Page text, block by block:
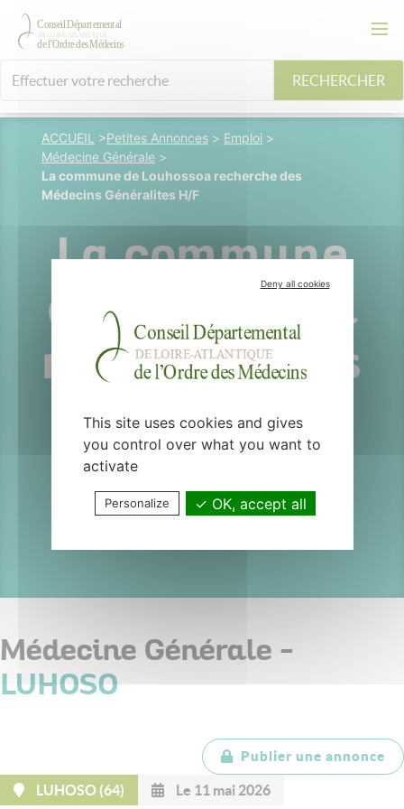
RECHERCHER
ACCUEIL >Petites Annonces > Emploi >
Médecine Générale >
La commune de Louhossoa recherche des
Médecins Généralites H/F
La commune
de Louhossoa
recherche des
Médecins
Généralites
H/F LUHOSO
Médecine Générale -
LUHOSO
Publier une annonce
LUHOSO (64) Le 11 mai 2026
Deny all cookies
This site uses cookies and gives
you control over what you want to
activate
Personalize OK, accept all